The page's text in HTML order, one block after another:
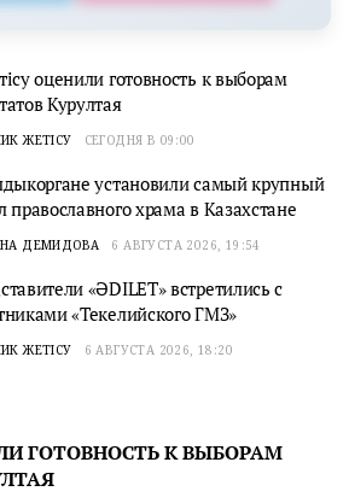
оценили готовность к выборам
Курултая
ЖЕТІСУ СЕГОДНЯ В 09:00
установили самый крупный
православного храма в Казахстане
ДЕМИДОВА 6 АВГУСТА 2026, 19:54
«ӘDILET» встретились с
«Текелийского ГМЗ»
ЖЕТІСУ 6 АВГУСТА 2026, 18:20
ГОТОВНОСТЬ К ВЫБОРАМ